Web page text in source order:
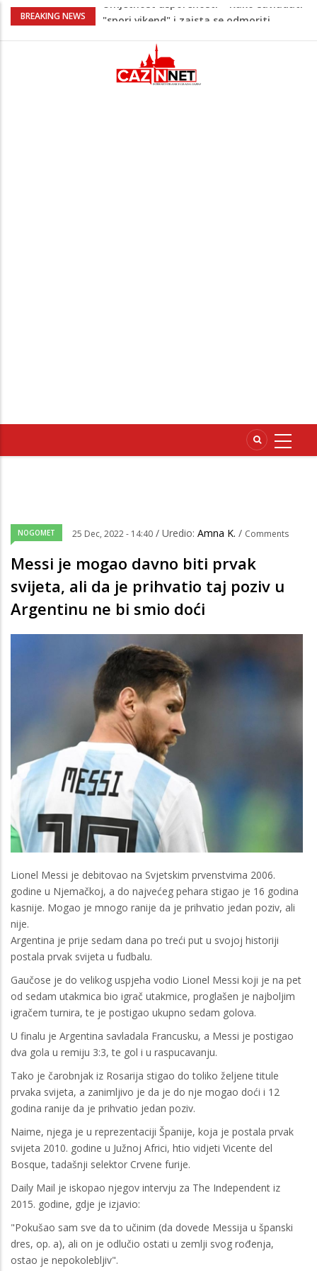
BREAKING NEWS
Maloljetnik u policijskoj stanici napao
Razmišljate koji automobil kupiti? Nova
Honda Civic dobila odlične ocjene
Pet namirnica za doručak koje će vas
NOGOMET 25 Dec, 2022 - 14:40 / Uredio: Amna K. / Comments
Messi je mogao davno biti prvak
svijeta, ali da je prihvatio taj poziv u
Argentinu ne bi smio doći
Lionel Messi je debitovao na Svjetskim prvenstvima 2006.
godine u Njemačkoj, a do najvećeg pehara stigao je 16 godina
kasnije. Mogao je mnogo ranije da je prihvatio jedan poziv, ali
nije.
Argentina je prije sedam dana po treći put u svojoj historiji
postala prvak svijeta u fudbalu.
Gaučose je do velikog uspjeha vodio Lionel Messi koji je na pet
od sedam utakmica bio igrač utakmice, proglašen je najboljim
igračem turnira, te je postigao ukupno sedam golova.
U finalu je Argentina savladala Francusku, a Messi je postigao
dva gola u remiju 3:3, te gol i u raspucavanju.
Tako je čarobnjak iz Rosarija stigao do toliko željene titule
prvaka svijeta, a zanimljivo je da je do nje mogao doći i 12
godina ranije da je prihvatio jedan poziv.
Naime, njega je u reprezentaciji Španije, koja je postala prvak
svijeta 2010. godine u Južnoj Africi, htio vidjeti Vicente del
Bosque, tadašnji selektor Crvene furije.
Daily Mail je iskopao njegov intervju za The Independent iz
2015. godine, gdje je izjavio:
"Pokušao sam sve da to učinim (da dovede Messija u španski
dres, op. a), ali on je odlučio ostati u zemlji svog rođenja,
ostao je nepokolebljiv".